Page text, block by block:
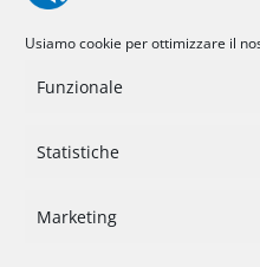
Usiamo cookie per ottimizzare il
Funzionale
Statistiche
Marketing
NOI DI MINERVA